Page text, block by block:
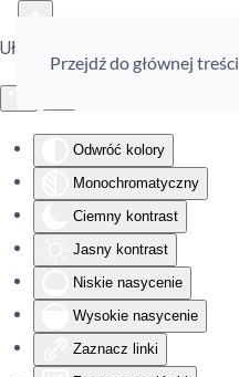
Ułatwienia dostępu
Odwróć kolory
Monochromatyczny
Ciemny kontrast
Jasny kontrast
Niskie nasycenie
Wysokie nasycenie
Zaznacz linki
Przejdź do głównej treści